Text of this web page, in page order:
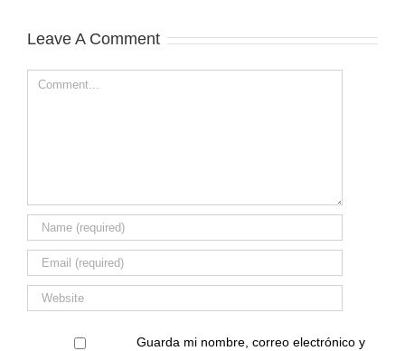
Leave A Comment
Comment
Guarda mi nombre, correo electrónico y